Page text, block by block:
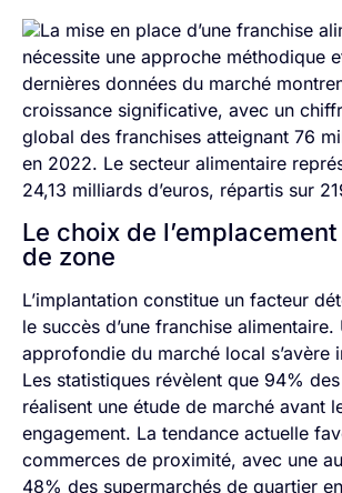
La mise en place d’une franchise
nécessite une approche méthodique
dernières données du marché
croissance significative, avec un
global des franchises atteignant 76
en 2022. Le secteur alimentaire
24,13 milliards d’euros, répartis sur
Le choix de l’emplacement
de zone
L’implantation constitue un facteur
le succès d’une franchise alimentaire.
approfondie du marché local s’avère
Les statistiques révèlent que 94%
réalisent une étude de marché avant
engagement. La tendance actuelle
commerces de proximité, avec une
48% des supermarchés de quartier